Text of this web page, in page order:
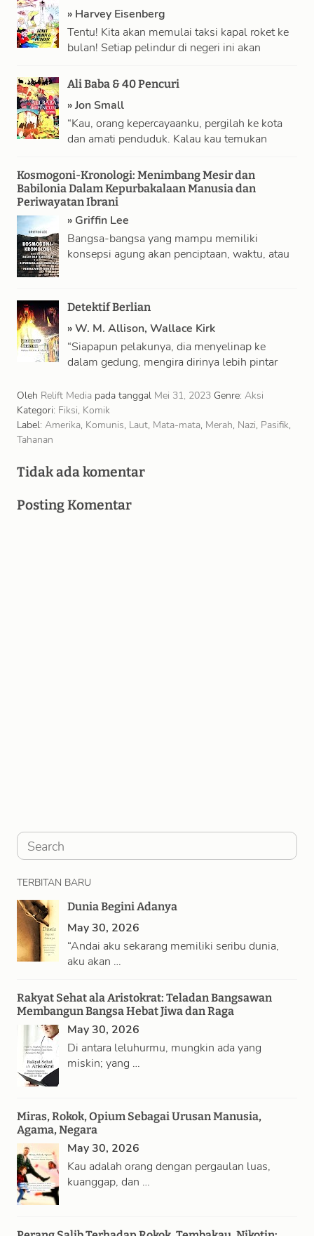
» Harvey Eisenberg
Tentu! Kita akan memulai taksi kapal roket ke
bulan! Setiap pelindur di negeri ini akan
Ali Baba & 40 Pencuri
»Jon Small
“Kau, orang kepercayaanku, pergilah ke kota
dan amati penduduk. Kalau kau temukan
baru kaya, tandai rumahnya …
Kosmogoni-Kronologi: Menimbang Mesir dan
Babilonia Dalam Kepurbakalaan Manusia dan
Periwayatan Ibrani
» Griffin Lee
Bangsa-bangsa yang mampu memiliki
konsepsi agung akan penciptaan, waktu, atau
Detektif Berlian
»W. M. Allison, Wallace Kirk
“Siapapun pelakunya, dia menyelinap ke
dalam gedung, mengira dirinya lebih pintar
Pastikan …
Oleh Relift Media pada tanggal Mei 31, 2023 Genre: Aksi
Kategori: Fiksi, Komik
Label: Amerika, Komunis, Laut, Mata-mata, Merah, Nazi, Pasifik,
Tahanan
Tidak ada komentar
Posting Komentar
S
a
r
c
h
TERBITAN BARU
Dunia Begini Adanya
May 30, 2026
“Andai aku sekarang memiliki seribu dunia,
aku akan …
Rakyat Sehat ala Aristokrat: Teladan Bangsawan
Membangun Bangsa Hebat Jiwa dan Raga
May 30, 2026
Di antara leluhurmu, mungkin ada yang
miskin; yang …
Miras, Rokok, Opium Sebagai Urusan Manusia,
Agama, Negara
May 30, 2026
Kau adalah orang dengan pergaulan luas,
kuanggap, dan …